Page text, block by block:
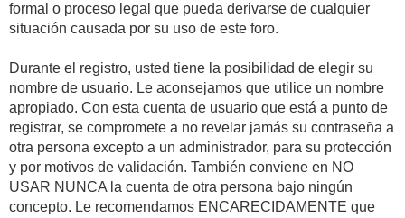
formal o proceso legal que pueda derivarse de cualquier
situación causada por su uso de este foro.
Durante el registro, usted tiene la posibilidad de elegir su
nombre de usuario. Le aconsejamos que utilice un nombre
apropiado. Con esta cuenta de usuario que está a punto de
registrar, se compromete a no revelar jamás su contraseña a
otra persona excepto a un administrador, para su protección
y por motivos de validación. También conviene en NO
USAR NUNCA la cuenta de otra persona bajo ningún
concepto. Le recomendamos ENCARECIDAMENTE que